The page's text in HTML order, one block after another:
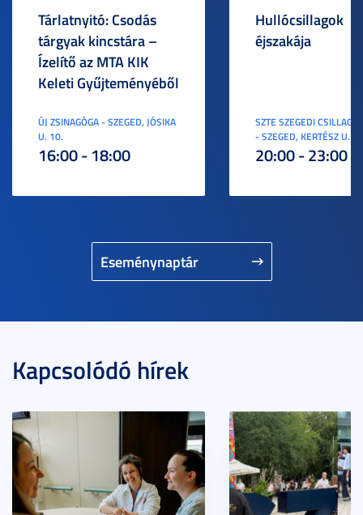
Eseménynaptár
Tárlatnyitó: Csodás
tárgyak kincstára –
Ízelítő az MTA KIK
Keleti Gyűjteményéből
ÚJ ZSINAGÓGA - SZEGED, JÓSIKA
U. 10.
16:00 - 18:00
Hullócsillagok
éjszakája
SZTE SZEGEDI
- SZEGED, KERTÉSZ U. 3.
20:00 - 23:00
Kapcsolódó hírek